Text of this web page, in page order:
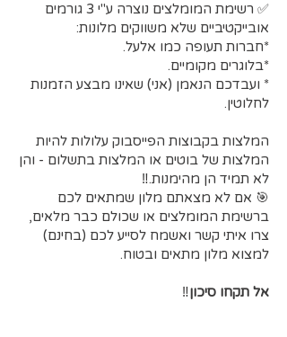
✅️ רשימת המומלצים נוצרה ע"י 3 גורמים
אובייקטיביים שלא משווקים מלונות:
*חברות תעופה כמו אלעל.
*בלוגרים מקומיים.
* ועבדכם הנאמן (אני) שאינו מבצע הזמנות
לחלוטין.
המלצות בקבוצות הפייסבוק עלולות להיות
המלצות של בוטים או המלצות בתשלום - והן
לא תמיד הן מהימנות.‼️
🎯 אם לא מצאתם מלון שמתאים לכם
ברשימת המומלצים או שכולם כבר מלאים,
צרו איתי קשר ואשמח לסייע לכם (בחינם)
למצוא מלון מתאים ובטוח.
אל תקחו סיכון‼️